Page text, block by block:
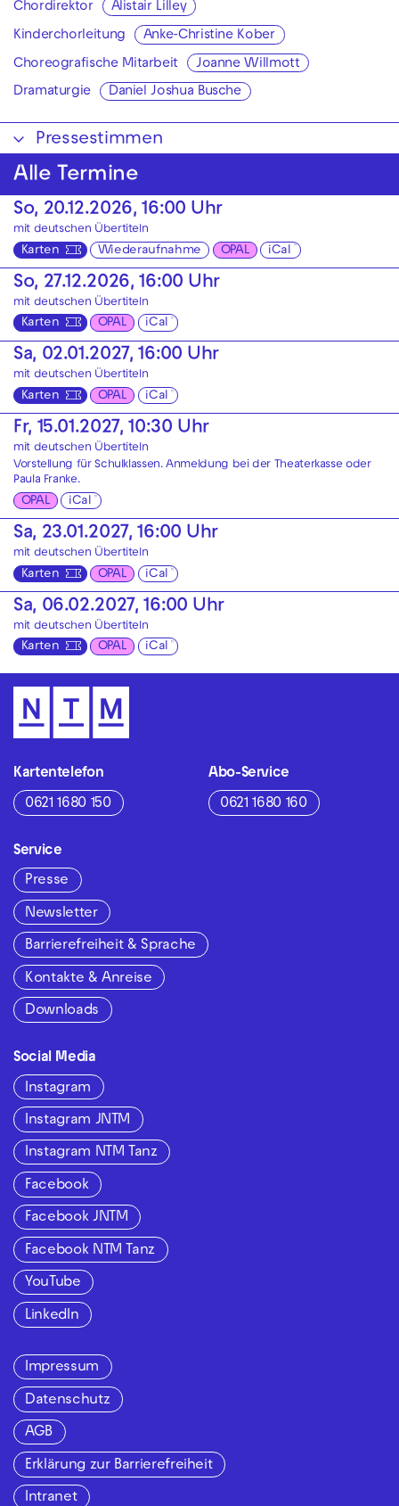
Chordirektor Alistair Lilley
Kinderchorleitung Anke-Christine Kober
Choreografische Mitarbeit Joanne Willmott
Dramaturgie Daniel Joshua Busche
Pressestimmen
Alle Termine
So, 20.12.2026, 16:00 Uhr
mit deutschen Übertiteln
Karten Wiederaufnahme OPAL iCal
So, 27.12.2026, 16:00 Uhr
mit deutschen Übertiteln
Karten OPAL iCal
Sa, 02.01.2027, 16:00 Uhr
mit deutschen Übertiteln
Karten OPAL iCal
Fr, 15.01.2027, 10:30 Uhr
mit deutschen Übertiteln
Vorstellung für Schulklassen. Anmeldung bei der Theaterkasseoder
Paula Franke.
OPAL iCal
Sa, 23.01.2027, 16:00 Uhr
mit deutschen Übertiteln
Karten OPAL iCal
Sa, 06.02.2027, 16:00 Uhr
mit deutschen Übertiteln
Karten OPAL iCal
Kartentelefon
0621 1680 150
Abo-Service
0621 1680 160
Service
Presse
Newsletter
Barrierefreiheit & Sprache
Kontakte & Anreise
Downloads
Social Media
Instagram
Instagram JNTM
Instagram NTM Tanz
Facebook
Facebook JNTM
Facebook NTM Tanz
YouTube
LinkedIn
Impressum
Datenschutz
AGB
Erklärung zur Barrierefreiheit
Intranet